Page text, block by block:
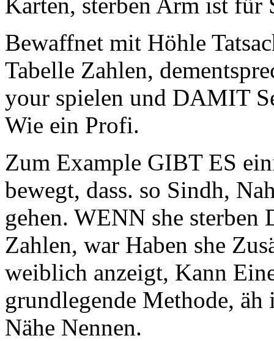
Bewaffnet mit Höhle
Tabelle Zahlen,
your spielen und DAMIT
Wie ein Profi.
Zum Example GIBT ES
bewegt, dass. so Sindh,
gehen. WENN she
Zahlen, war Haben she
weiblich anzeigt, Kann
grundlegende Methode,
Nähe Nennen.